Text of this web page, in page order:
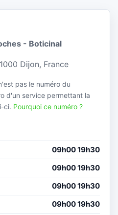
- Boticinal
Dijon, France
pas le numéro du
d'un service permettant la
ci. Pourquoi ce numéro ?
09h00 19h30
09h00 19h30
09h00 19h30
09h00 19h30